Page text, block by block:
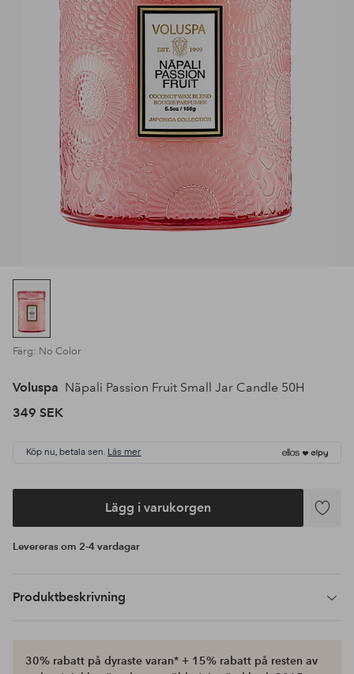
Färg: No Color
Voluspa Nãpali Passion Fruit Small Jar Candle 50H
349 SEK
Köp nu, betala sen. Läs mer
Lägg i varukorgen
Lägg
Levereras om 2-4 vardagar
Produktbeskrivning
30% rabatt på dyraste varan* + 15% rabatt på resten av